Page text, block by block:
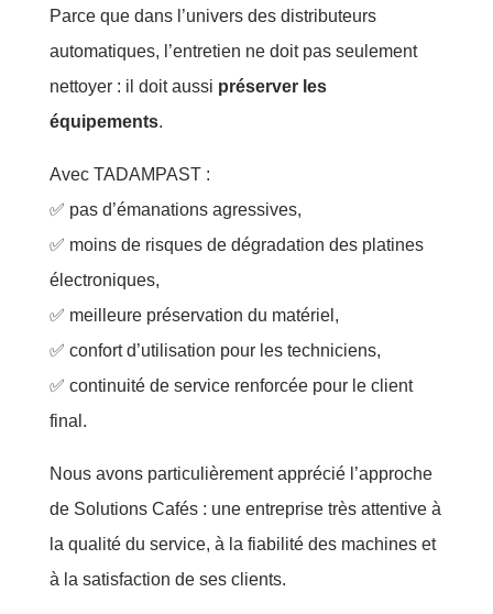
Parce que dans l’univers des distributeurs
automatiques, l’entretien ne doit pas seulement
nettoyer : il doit aussi préserver les
équipements.
Avec TADAMPAST :
✅ pas d’émanations agressives,
✅ moins de risques de dégradation des platines
électroniques,
✅ meilleure préservation du matériel,
✅ confort d’utilisation pour les techniciens,
✅ continuité de service renforcée pour le client
final.
Nous avons particulièrement apprécié l’approche
de Solutions Cafés : une entreprise très attentive à
la qualité du service, à la fiabilité des machines et
à la satisfaction de ses clients.